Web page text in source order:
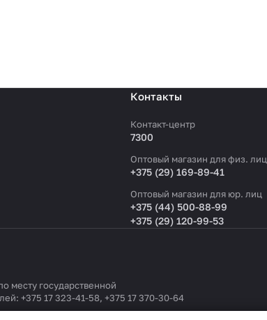
Контакты
Контакт-центр
7300
Оптовый магазин для физ. лиц
+375 (29) 169-89-41
Оптовый магазин для юр. лиц
+375 (44) 500-88-99
+375 (29) 120-99-53
месту государственной
+375 17 323-41-58, +375 17 370-30-64